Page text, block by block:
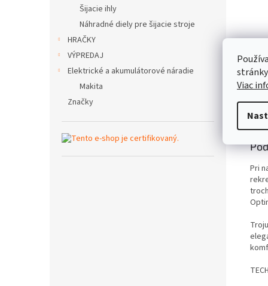
Viac
Šijacie ihly
Náhradné diely pre šijacie stroje
HRAČKY
VÝPREDAJ
Elektrické a akumulátorové náradie
Makita
Značky
Pri